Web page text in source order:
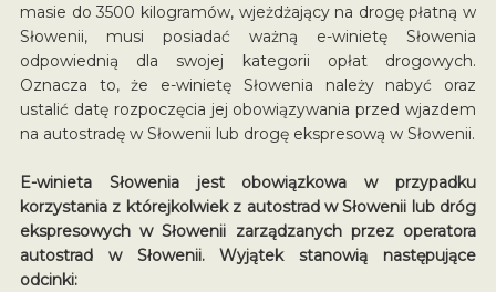
masie do 3500 kilogramów, wjeżdżający na drogę płatną w
Słowenii, musi posiadać ważną e-winietę Słowenia
odpowiednią dla swojej kategorii opłat drogowych.
Oznacza to, że e-winietę Słowenia należy nabyć oraz
ustalić datę rozpoczęcia jej obowiązywania przed wjazdem
na autostradę w Słowenii lub drogę ekspresową w Słowenii.
E-winieta Słowenia jest obowiązkowa w przypadku
korzystania z którejkolwiek z autostrad w Słowenii lub dróg
ekspresowych w Słowenii zarządzanych przez operatora
autostrad w Słowenii. Wyjątek stanowią następujące
odcinki: